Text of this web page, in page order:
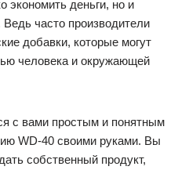
экономить деньги, но и
часто производители
добавки, которые могут
человека и окружающей
с вами простым и понятным
WD-40 своими руками. Вы
собственный продукт,